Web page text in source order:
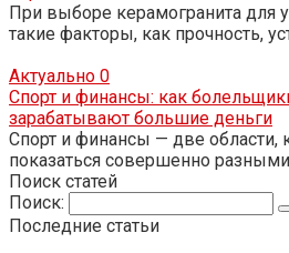
При выборе керамогранита для
такие факторы, как прочность,
Актуально 0
Спорт и финансы: как
зарабатывают большие деньги
Спорт и финансы — две области,
показаться совершенно
Поиск статей
Поиск:
Последние статьи